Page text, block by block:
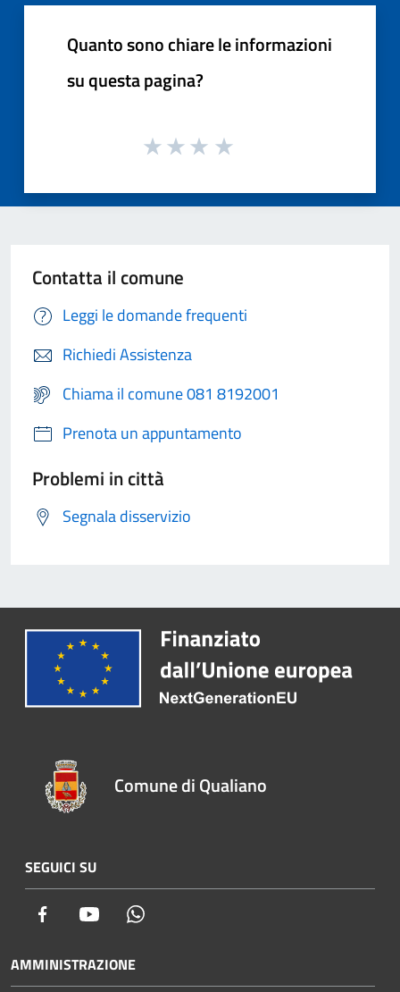
Quanto sono chiare le informazioni
su questa pagina?
Contatta il comune
Leggi le domande frequenti
Richiedi Assistenza
Chiama il comune 081 8192001
Prenota un appuntamento
Problemi in città
Segnala disservizio
Comune di Qualiano
SEGUICI SU
Facebook Youtube
AMMINISTRAZIONE